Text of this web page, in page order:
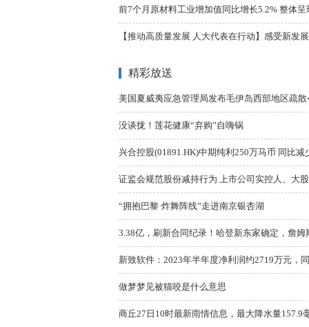
前7个月原材料工业增加值同比增长5.2% 整体
【推动高质量发展 人大代表在行动】感受新发
精彩放送
美国夏威夷应急管理局发布毛伊岛西部地区疏散
没谈拢！莲花健康“弃购”自嗨锅
兴合控股(01891.HK)中期纯利250万马币 同比减
证监会规范股份减持行为 上市公司实控人、大
“拥抱巴黎·炸舞阵线”走进南京银杏湖
3.38亿，刷新合同纪录！哈登新东家确定，詹姆
新致软件：2023年半年度净利润约2719万元，
做梦梦见被猫咬是什么意思
商丘27日10时最新雨情信息，最大降水量157.9